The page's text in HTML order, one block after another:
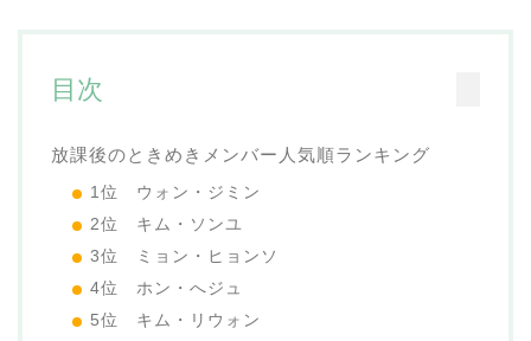
目次
放課後のときめきメンバー人気順ランキング
1位 ウォン・ジミン
2位 キム・ソンユ
3位 ミョン・ヒョンソ
4位 ホン・へジュ
5位 キム・リウォン